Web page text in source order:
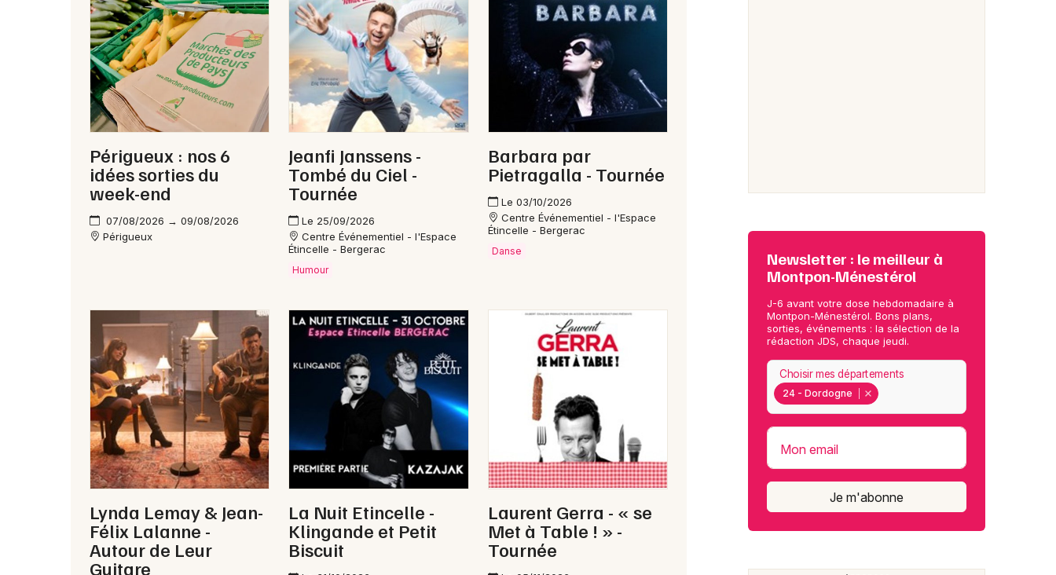
Newsletter des sorties
Artistes en tournée
Actus à Montpon-Ménestérol
Magazine à Montpon-Ménestérol
24 - Dordogne
Choisir mes départements
Mon email
Je m'abonne
Périgueux : nos 6
idées sorties du
week-end
07/08/2026 → 09/08/2026
Périgueux
Jeanfi Janssens -
Tombé du Ciel -
Tournée
Le 25/09/2026
Centre Événementiel - l'Espace
Étincelle - Bergerac
Humour
Barbara par
Pietragalla - Tournée
Le 03/10/2026
Centre Événementiel - l'Espace
Étincelle - Bergerac
Danse
Lynda Lemay & Jean-
Félix Lalanne -
Autour de Leur
Guitare
La Nuit Etincelle -
Klingande et Petit
Biscuit
Laurent Gerra - « se
Met à Table ! » -
Tournée
Newsletter : le meilleur à
Montpon-Ménestérol
J-6 avant votre dose hebdomadaire à
Montpon-Ménestérol. Bons plans,
sorties, événements : la sélection de la
rédaction JDS, chaque jeudi.
24 - Dordogne
Choisir mes départements
Mon email
Je m'abonne